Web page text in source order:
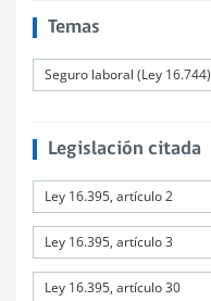
Temas
Seguro laboral (Ley 16.744)
Legislación citada
Ley 16.395, artículo 2
Ley 16.395, artículo 3
Ley 16.395, artículo 30